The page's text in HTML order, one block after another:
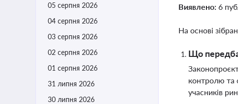
05 серпня 2026
04 серпня 2026
03 серпня 2026
02 серпня 2026
01 серпня 2026
31 липня 2026
30 липня 2026
Виявлено: 6
На основі
Що
контролю та
учасників